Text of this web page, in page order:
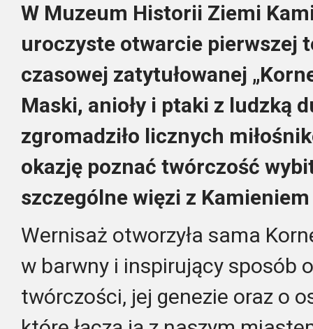
W Muzeum Historii Ziemi
uroczyste otwarcie pierwszej
czasowej zatytułowanej
Maski, anioły i ptaki z ludzką
zgromadziło licznych
okazję poznać twórczość
szczególne więzi z
Wernisaż otworzyła sama
w barwny i inspirujący sposób
twórczości, jej genezie oraz o